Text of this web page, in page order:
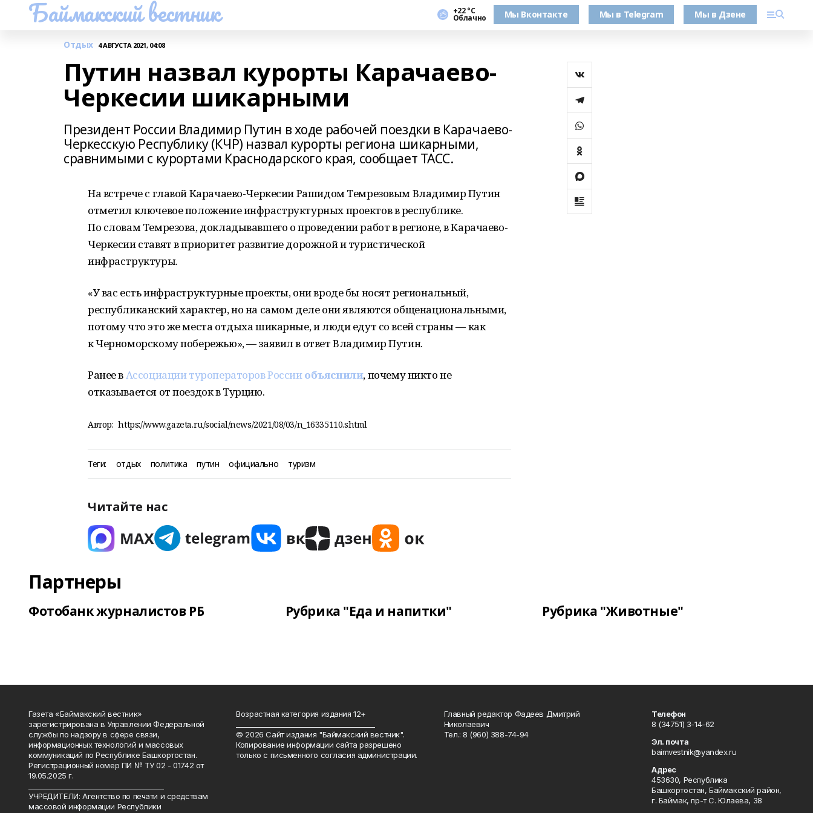
Баймакский вестник +22 °С
Облачно Мы Вконтакте Мы в Telegram Мы в Дзене
Отдых 4 АВГУСТА 2021, 04:08
Путин назвал курорты Карачаево-
Черкесии шикарными
Президент России Владимир Путин в ходе рабочей поездки в Карачаево-
Черкесскую Республику (КЧР) назвал курорты региона шикарными,
сравнимыми с курортами Краснодарского края, сообщает ТАСС.
На встрече с главой Карачаево-Черкесии Рашидом Темрезовым Владимир Путин
отметил ключевое положение инфраструктурных проектов в республике.
По словам Темрезова, докладывавшего о проведении работ в регионе, в Карачаево-
Черкесии ставят в приоритет развитие дорожной и туристической
инфраструктуры.
«У вас есть инфраструктурные проекты, они вроде бы носят региональный,
республиканский характер, но на самом деле они являются общенациональными,
потому что это же места отдыха шикарные, и люди едут со всей страны — как
к Черноморскому побережью», — заявил в ответ Владимир Путин.
Ранее вАссоциации туроператоров Россииобъяснили, почему никто не
отказывается от поездок в Турцию.
Автор: https://www.gazeta.ru/social/news/2021/08/03/n_16335110.shtml
Теги: отдых политика путин официально туризм
Читайте нас
Партнеры
Фотобанк журналистов РБ Рубрика "Еда и напитки" Рубрика "Животные"
Газета «Баймакский вестник»
зарегистрирована в Управлении Федеральной
службы по надзору в сфере связи,
информационных технологий и массовых
коммуникаций по Республике Башкортостан.
Регистрационный номер ПИ № ТУ 02 - 01742 от
19.05.2025 г.
УЧРЕДИТЕЛИ: Агентство по печати и средствам
массовой информации Республики
Возрастная категория издания 12+
© 2026 Сайт издания "Баймакский вестник".
Копирование информации сайта разрешено
только с письменного согласия администрации.
Главный редактор Фадеев Дмитрий
Николаевич
Тел.: 8 (960) 388-74-94
Телефон
8 (34751) 3-14-62
Эл. почта
baimvestnik@yandex.ru
Адрес
453630, Республика
Башкортостан, Баймакский район,
г. Баймак, пр-т С. Юлаева, 38